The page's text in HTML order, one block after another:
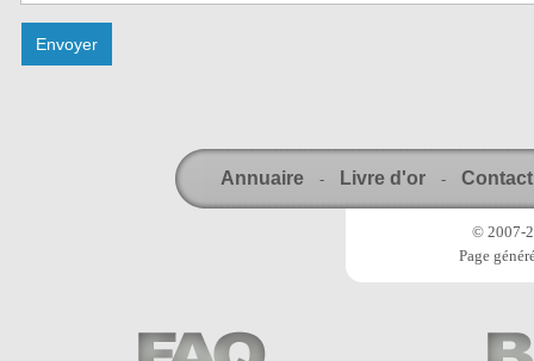
Annuaire - Livre d'or - Contact
© 2007-
Page